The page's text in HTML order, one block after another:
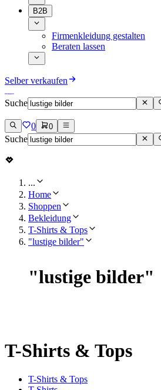
B2B
Firmenkleidung gestalten
Beraten lassen
Selber verkaufen
Suche
0 0
Suche
...
Home
Shoppen
Bekleidung
T-Shirts & Tops
"lustige bilder"
"lustige bilder"
T-Shirts & Tops
T-Shirts & Tops